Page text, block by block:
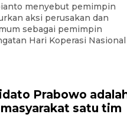
menyebut pemimpin
aksi perusakan dan
sebagai pemimpin
Hari Koperasi Nasional
Prabowo
satu tim